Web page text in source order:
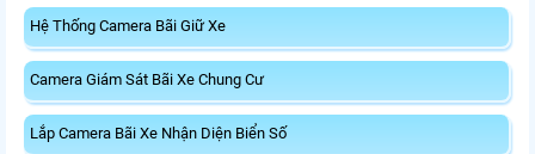
Hệ Thống Camera Bãi Giữ Xe
Camera Giám Sát Bãi Xe Chung Cư
Lắp Camera Bãi Xe Nhận Diện Biển Số